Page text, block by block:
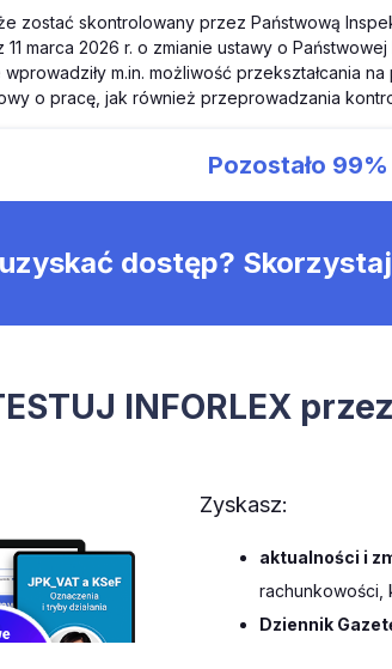
zostać skontrolowany przez Państwową
marca 2026 r. o zmianie ustawy o
m.in. możliwość przekształcania
o pracę, jak również przeprowadzania
Pozostało 99%
dostęp?
INFORLEX
Zyskasz:
aktualności i
rachunkowości,
Dziennik